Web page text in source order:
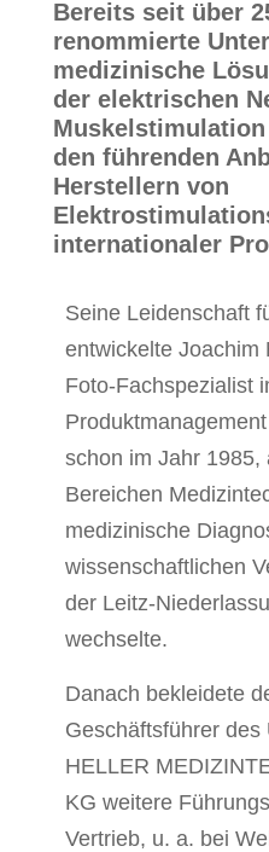
Bereits seit über
renommierte
medizinische
der elektrischen
den führenden
Herstellern von
internationaler
Seine Leidenschaft
entwickelte Joachim
Foto-Fachspezialist
schon im Jahr 1985,
Bereichen
medizinische
wissenschaftlichen
der Leitz-
wechselte.
Danach bekleidete
Geschäftsführer des
HELLER
KG weitere
Vertrieb, u. a. bei